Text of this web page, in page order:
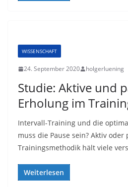
WISSENSCHAFT
24. September 2020 holgerluening
Studie: Aktive und
Erholung im
Intervall-Training und die
muss die Pause sein? Aktiv oder
Trainingsmethodik hält viele
Weiterlesen